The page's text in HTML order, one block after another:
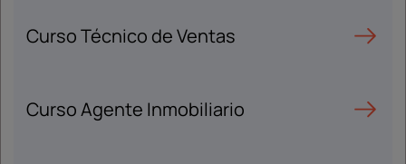
Curso Técnico de Ventas
Curso Agente Inmobiliario